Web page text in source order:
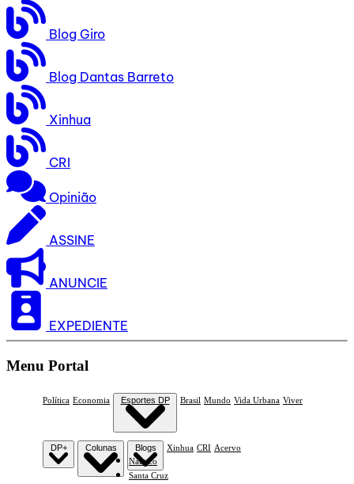
Blog Giro
Blog Dantas Barreto
Xinhua
CRI
Opinião
ASSINE
ANUNCIE
EXPEDIENTE
Menu Portal
Política Economia Esportes DP
Náutico
Santa Cruz
Brasil Mundo Vida Urbana Viver
DP+ Colunas Blogs Xinhua CRI Acervo